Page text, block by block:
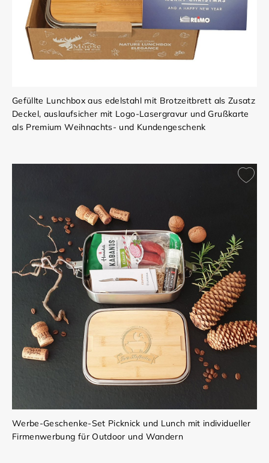
Gefüllte Lunchbox aus edelstahl mit Brotzeitbrett als Zusatz
Deckel, auslaufsicher mit Logo-Lasergravur und Grußkarte
als Premium Weihnachts- und Kundengeschenk
Werbe-Geschenke-Set Picknick und Lunch mit individueller
Firmenwerbung für Outdoor und Wandern